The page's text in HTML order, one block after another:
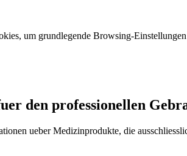
um grundlegende Browsing-
den professionellen
ueber Medizinprodukte, die